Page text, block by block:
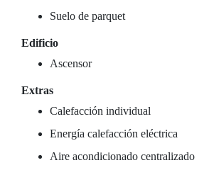
Suelo de parquet
Edificio
Ascensor
Extras
Calefacción individual
Energía calefacción eléctrica
Aire acondicionado centralizado